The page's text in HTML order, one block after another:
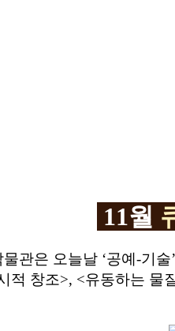
11월
관은 오늘날 ‘공예-기
적 창조>, <유동하는